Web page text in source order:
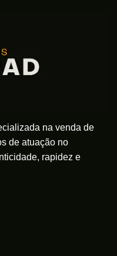
na venda de
de atuação no
rapidez e